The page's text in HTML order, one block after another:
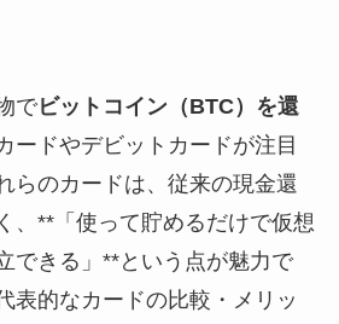
でビットコイン（BTC）を還
ードやデビットカードが注目
らのカードは、従来の現金還
、**「使って貯めるだけで仮想
できる」**という点が魅力で
表的なカードの比較・メリッ